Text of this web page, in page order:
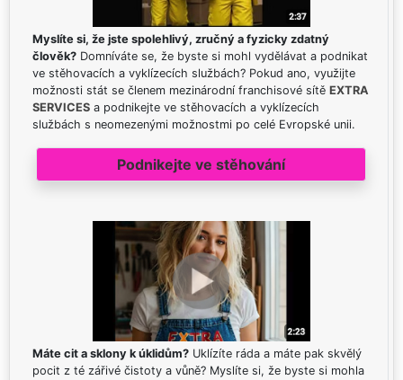
Myslíte si, že jste spolehlivý, zručný a fyzicky zdatný
člověk? Domníváte se, že byste si mohl vydělávat a podnikat
ve stěhovacích a vyklízecích službách? Pokud ano, využijte
možnosti stát se členem mezinárodní franchisové sítě EXTRA
SERVICES a podnikejte ve stěhovacích a vyklízecích
službách s neomezenými možnostmi po celé Evropské unii.
Podnikejte ve stěhování
Máte cit a sklony k úklidům? Uklízíte ráda a máte pak skvělý
pocit z té zářivé čistoty a vůně? Myslíte si, že byste si mohla